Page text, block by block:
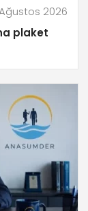
2026
plaket